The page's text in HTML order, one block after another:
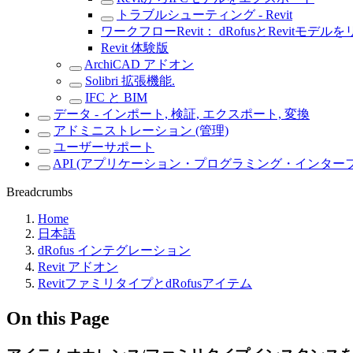
トラブルシューティング - Revit
ワークフローRevit： dRofusとRevitモデルを
Revit 体験版
ArchiCAD アドオン
Solibri 拡張機能.
IFC と BIM
データ - インポート, 検証, エクスポート, 変換
アドミニストレーション (管理)
ユーザーサポート
API (アプリケーション・プログラミング・インター
Breadcrumbs
Home
日本語
dRofus インテグレーション
Revit アドオン
RevitファミリタイプとdRofusアイテム
On this Page